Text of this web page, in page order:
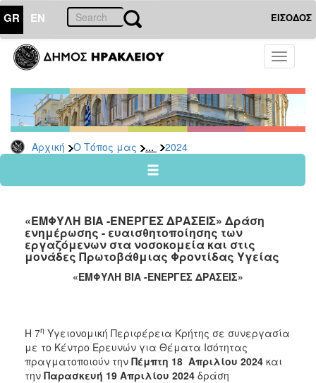
GR EN ΕΙΣΟΔΟΣ
Toggle
Αρχική Ο Τόπος μας ... 2024
ΤΟΠΟΣ
ΜΑΣ
Ανακοινώσεις
Αρχείο
2026
2024
2022
2021
2017
2016
2015
«ΕΜΦΥΛΗ ΒΙΑ -ΕΝΕΡΓΕΣ ΔΡΑΣΕΙΣ» Δράση
ενημέρωσης - ευαισθητοποίησης των
εργαζόμενων στα νοσοκομεία και στις
μονάδες Πρωτοβάθμιας Φροντίδας Υγείας
«ΕΜΦΥΛΗ ΒΙΑ -ΕΝΕΡΓΕΣ ΔΡΑΣΕΙΣ»
Η 7η Υγειονομική Περιφέρεια Κρήτης σε συνεργασία
με το Κέντρο Ερευνών για Θέματα Ισότητας
πραγματοποιούν την Πέμπτη 18 Απριλίου 2024 και
την Παρασκευή 19 Απριλίου 2024 δράση